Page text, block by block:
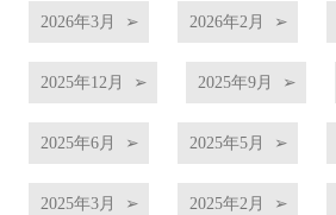
2026年3月 2026年2月
2025年12月 2025年9月
2025年6月 2025年5月
2025年3月 2025年2月